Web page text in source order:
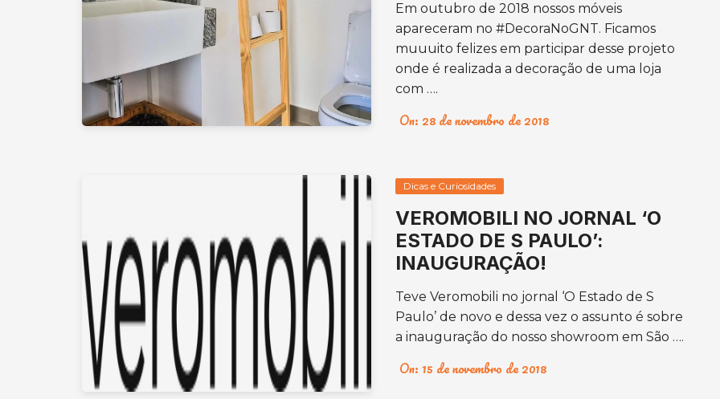
Em outubro de 2018 nossos móveis
apareceram no #DecoraNoGNT. Ficamos
muuuito felizes em participar desse projeto
onde é realizada a decoração de uma loja
com ….
On: 28 de novembro de 2018
Dicas e Curiosidades
VEROMOBILI NO JORNAL ‘O
ESTADO DE S PAULO’:
INAUGURAÇÃO!
Teve Veromobili no jornal ‘O Estado de S
Paulo’ de novo e dessa vez o assunto é sobre
a inauguração do nosso showroom em São ….
On: 15 de novembro de 2018